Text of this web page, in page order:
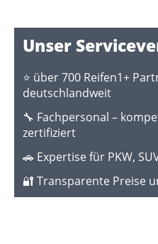
Unser
⭐ über 700 Reifen1+
deutschlandweit
🔧 Fachpersonal –
zertifiziert
🚗 Expertise für PKW,
🔐 Transparente Preise